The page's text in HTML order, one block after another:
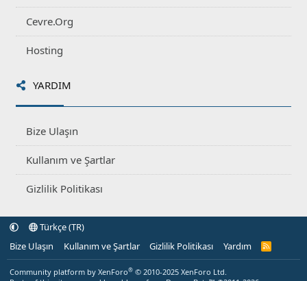
Cevre.Org
Hosting
YARDIM
Bize Ulaşın
Kullanım ve Şartlar
Gizlilik Politikası
Türkçe (TR)
Bize Ulaşın
Kullanım ve Şartlar Gizlilik Politikası Yardım
R
Community platform by XenForo® © 2010-2025 XenForo Ltd.